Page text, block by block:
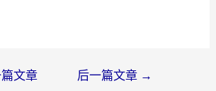
文章 后一篇文章 →